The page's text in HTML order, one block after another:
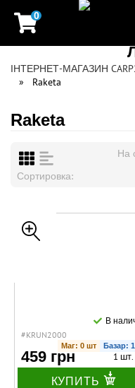
0
ІНТЕРНЕТ-МАГАЗИН
Raketa
Raketa
На
Сортировка:
#KRUN2000
В
Маг: 0 шт Базар:
459 грн 1 шт.
КУПИТЬ